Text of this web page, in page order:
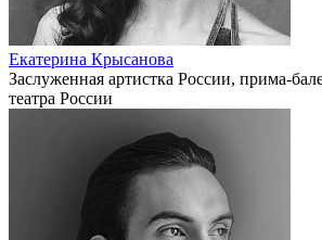
Екатерина Крысанова
Заслуженная артистка России, прима-
театра России